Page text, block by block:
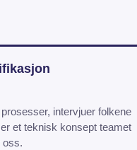
intervjuer folkene
et teknisk konsept teamet
oss.